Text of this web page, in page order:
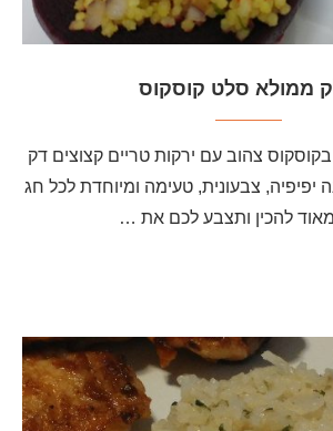
ממולא סלט קוסקוס
צהוב עם ירקות טריים קצוצים דק
יפיפיה, צבעונית, טעימה ומיוחדת לכל חג
להכין ותצבע לכם את …